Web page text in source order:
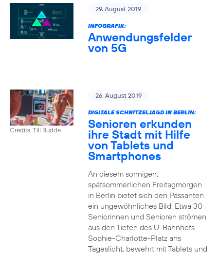
29. August 2019
INFOGRAFIK:
Anwendungsfelder
von 5G
Credits: Till Budde
26. August 2019
DIGITALE SCHNITZELJAGD IN BERLIN:
Senioren erkunden
ihre Stadt mit Hilfe
von Tablets und
Smartphones
An diesem sonnigen,
spätsommerlichen Freitagmorgen
in Berlin bietet sich den Passanten
ein ungewöhnliches Bild: Etwa 30
Seniorinnen und Senioren strömen
aus den Tiefen des U-Bahnhofs
Sophie-Charlotte-Platz ans
Tageslicht, bewehrt mit Tablets und